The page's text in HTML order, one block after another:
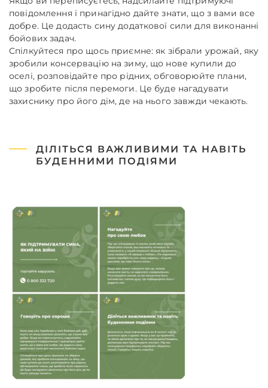
повідомлення і принагідно дайте знати, що з вами все
добре. Це додасть сину додаткової сили для виконанні
бойових задач.
Спілкуйтеся про щось приємне: як зібрали урожай, яку
зробили консервацію на зиму, що нове купили до
оселі, розповідайте про рідних, обговорюйте плани,
що зробите після перемоги. Це буде нагадувати
захиснику про його дім, де на нього завжди чекають.
ДІЛІТЬСЯ ВАЖЛИВИМИ ТА НАВІТЬ
БУДЕННИМИ ПОДІЯМИ